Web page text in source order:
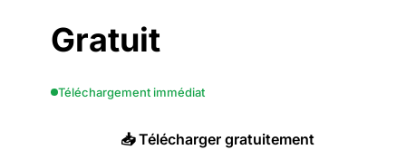
Gratuit
Téléchargement immédiat
📥 Télécharger gratuitement